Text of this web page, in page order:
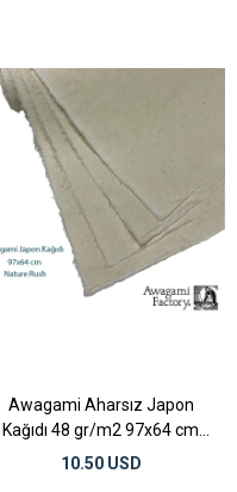
Awagami Aharsız Japon
Kağıdı 48 gr/m2 97x64 cm
Nature Rush
10.50 USD